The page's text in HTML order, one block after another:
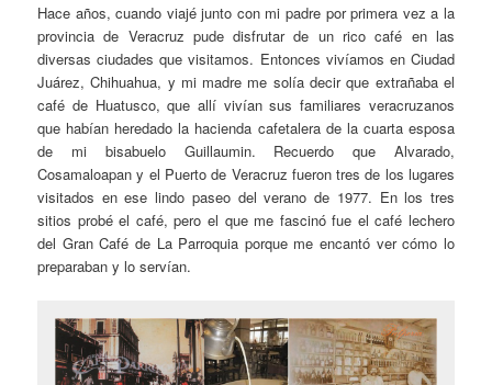
Hace años, cuando viajé junto con mi padre por primera vez a la
provincia de Veracruz pude disfrutar de un rico café en las
diversas ciudades que visitamos. Entonces vivíamos en Ciudad
Juárez, Chihuahua, y mi madre me solía decir que extrañaba el
café de Huatusco, que allí vivían sus familiares veracruzanos
que habían heredado la hacienda cafetalera de la cuarta esposa
de mi bisabuelo Guillaumin. Recuerdo que Alvarado,
Cosamaloapan y el Puerto de Veracruz fueron tres de los lugares
visitados en ese lindo paseo del verano de 1977. En los tres
sitios probé el café, pero el que me fascinó fue el café lechero
del Gran Café de La Parroquia porque me encantó ver cómo lo
preparaban y lo servían.